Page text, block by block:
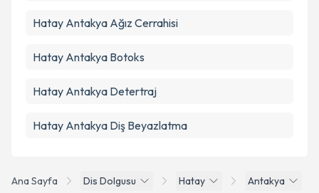
Ana Sayfa Dis Dolgusu Hatay Antakya
Hatay Antakya Ağız Cerrahisi
Hatay Antakya Botoks
Hatay Antakya Detertraj
Hatay Antakya Diş Beyazlatma